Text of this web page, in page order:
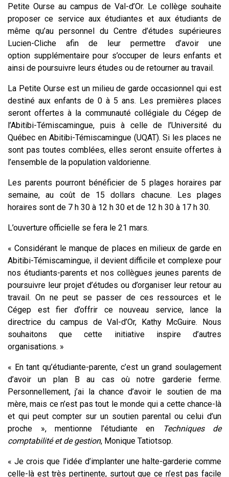
Petite Ourse au campus de Val-d’Or. Le collège souhaite
proposer ce service aux étudiantes et aux étudiants de
même qu’au personnel du Centre d’études supérieures
Lucien-Cliche afin de leur permettre d’avoir une
option supplémentaire pour s’occuper de leurs enfants et
ainsi de poursuivre leurs études ou de retourner au travail.
La Petite Ourse est un milieu de garde occasionnel qui est
destiné aux enfants de 0 à 5 ans. Les premières places
seront offertes à la communauté collégiale du Cégep de
l’Abitibi-Témiscamingue, puis à celle de l’Université du
Québec en Abitibi-Témiscamingue (UQAT). Si les places ne
sont pas toutes comblées, elles seront ensuite offertes à
l’ensemble de la population valdorienne.
Les parents pourront bénéficier de 5 plages horaires par
semaine, au coût de 15 dollars chacune. Les plages
horaires sont de 7 h 30 à 12 h 30 et de 12 h 30 à 17 h 30.
L’ouverture officielle se fera le 21 mars.
« Considérant le manque de places en milieux de garde en
Abitibi-Témiscamingue, il devient difficile et complexe pour
nos étudiants-parents et nos collègues jeunes parents de
poursuivre leur projet d’études ou d’organiser leur retour au
travail. On ne peut se passer de ces ressources et le
Cégep est fier d’offrir ce nouveau service, lance la
directrice du campus de Val-d’Or, Kathy McGuire. Nous
souhaitons que cette initiative inspire d’autres
organisations. »
« En tant qu’étudiante-parente, c’est un grand soulagement
d’avoir un plan B au cas où notre garderie ferme.
Personnellement, j’ai la chance d’avoir le soutien de ma
mère, mais ce n’est pas tout le monde qui a cette chance-là
et qui peut compter sur un soutien parental ou celui d’un
proche », mentionne l’étudiante en
Techniques de
comptabilité et de gestion, Monique Tatiotsop.
« Je crois que l’idée d’implanter une halte-garderie comme
celle-là est très pertinente, surtout que ce n’est pas facile